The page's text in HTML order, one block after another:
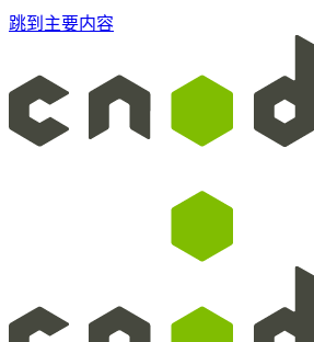
跳到主要内容